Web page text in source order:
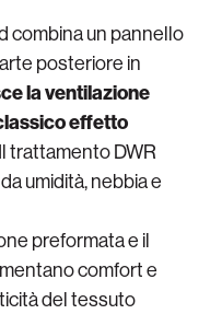
combina un pannello
posteriore in
la ventilazione
effetto
trattamento DWR
umidità, nebbia e
preformata e il
comfort e
del tessuto